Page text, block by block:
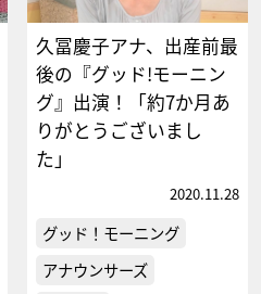
久冨慶子アナ、出産前最
後の『グッド!モーニン
グ』出演！「約7か月あ
りがとうございまし
た」
2020.11.28
グッド！モーニング
アナウンサーズ